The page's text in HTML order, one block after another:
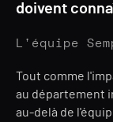
doivent
L'équipe
Tout comme
au département
au-delà de